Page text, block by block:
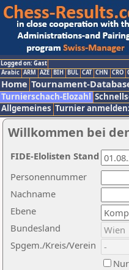
Logged on: Gast
Arabic ARM AZE BIH BUL CAT CHN CRO
Home Tournament-
Turnierschach-Elozahl
Allgemeines Turnier
Willkommen bei
Nachname
Ebene
Personennummer
Bundesland
Spgem./Kreis/Verein
FIDE-Elolisten Stand